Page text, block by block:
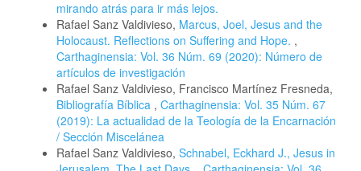
mirando atrás para ir más lejos.
Rafael Sanz Valdivieso, Marcus, Joel, Jesus and the
Holocaust. Reflections on Suffering and Hope. ,
Carthaginensia: Vol. 36 Núm. 69 (2020): Número de
artículos de investigación
Rafael Sanz Valdivieso, Francisco Martínez Fresneda,
Bibliografía Bíblica , Carthaginensia: Vol. 35 Núm. 67
(2019): La actualidad de la Teología de la Encarnación
/ Sección Miscelánea
Rafael Sanz Valdivieso, Schnabel, Eckhard J., Jesus in